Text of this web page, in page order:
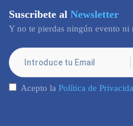
Suscribete al Newsletter
Y no te pierdas ningún evento ni
Acepto la Política de